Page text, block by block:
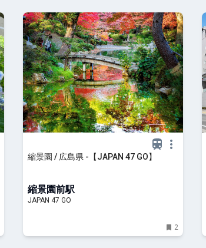
縮景園 / 広島県 -【JAPAN 47 GO】
縮景園前駅
JAPAN 47 GO
2